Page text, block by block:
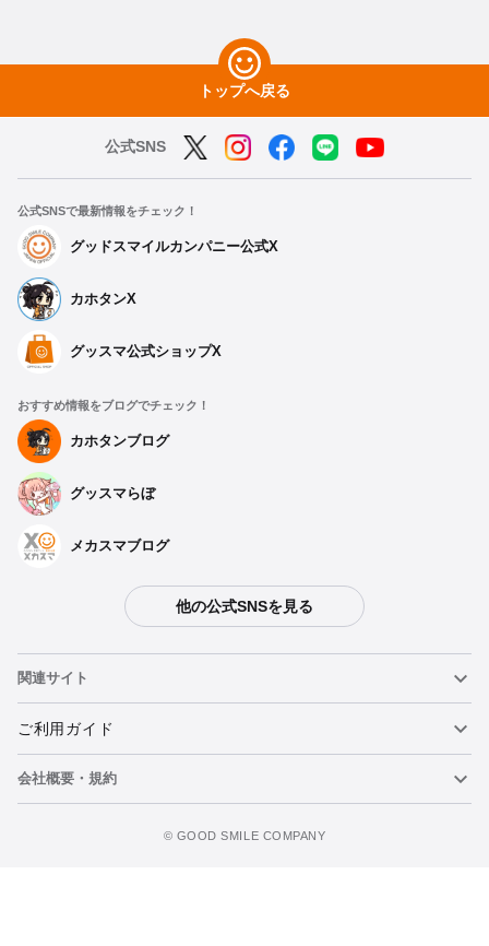
トップへ戻る
公式SNS
公式SNSで最新情報をチェック！
グッドスマイルカンパニー公式X
カホタンX
グッスマ公式ショップX
おすすめ情報をブログでチェック！
カホタンブログ
グッスマらぼ
メカスマブログ
他の公式SNSを見る
関連サイト
ねんどろいど
ねんどろいどフェイスメーカー
ご利用ガイド
重要なお知らせ
会社概要・規約
©️ GOOD SMILE COMPANY